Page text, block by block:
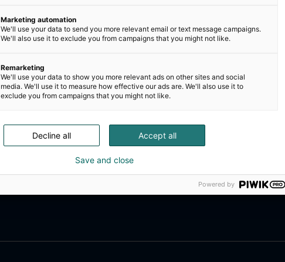
Marketing automation
We'll use your data to send you more relevant email or text message campaigns.
We'll also use it to exclude you from campaigns that you might not like.
Remarketing
We'll use your data to show you more relevant ads on other sites and social
media. We'll use it to measure how effective our ads are. We'll also use it to
exclude you from campaigns that you might not like.
Accept all
Decline all
Save and close
Powered by